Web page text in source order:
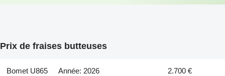
Prix de fraises butteuses
Bomet U865 Année: 2026 2.700 €